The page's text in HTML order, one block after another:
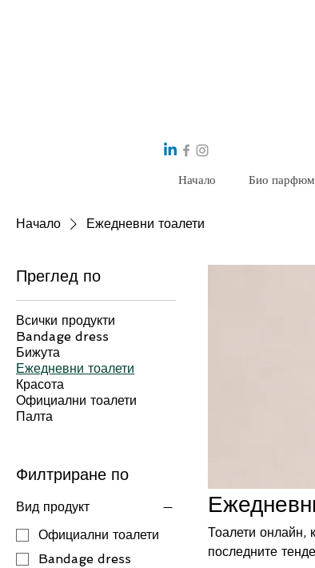
Начало Био
Начало Ежедневни тоалети
Преглед по
Всички продукти
Bandage dress
Бижута
Ежедневни тоалети
Красота
Официални тоалети
Палта
Филтриране по
Вид продукт
Официални тоалети
Bandage dress
Тоалети онлайн,
последните